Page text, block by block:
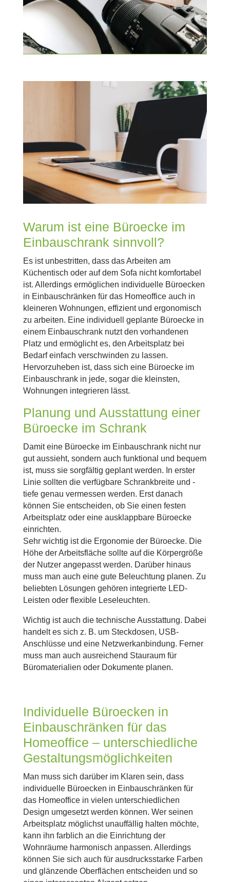
Warum ist eine Büroecke im
Einbauschrank sinnvoll?
Es ist unbestritten, dass das Arbeiten am
Küchentisch oder auf dem Sofa nicht komfortabel
ist. Allerdings ermöglichen individuelle Büroecken
in Einbauschränken für das Homeoffice auch in
kleineren Wohnungen, effizient und ergonomisch
zu arbeiten. Eine individuell geplante Büroecke in
einem Einbauschrank nutzt den vorhandenen
Platz und ermöglicht es, den Arbeitsplatz bei
Bedarf einfach verschwinden zu lassen.
Hervorzuheben ist, dass sich eine Büroecke im
Einbauschrank in jede, sogar die kleinsten,
Wohnungen integrieren lässt.
Planung und Ausstattung einer
Büroecke im Schrank
Damit eine Büroecke im Einbauschrank nicht nur
gut aussieht, sondern auch funktional und bequem
ist, muss sie sorgfältig geplant werden. In erster
Linie sollten die verfügbare Schrankbreite und -
tiefe genau vermessen werden. Erst danach
können Sie entscheiden, ob Sie einen festen
Arbeitsplatz oder eine ausklappbare Büroecke
einrichten.
Sehr wichtig ist die Ergonomie der Büroecke. Die
Höhe der Arbeitsfläche sollte auf die Körpergröße
der Nutzer angepasst werden. Darüber hinaus
muss man auch eine gute Beleuchtung planen. Zu
beliebten Lösungen gehören integrierte LED-
Leisten oder flexible Leseleuchten.
Wichtig ist auch die technische Ausstattung. Dabei
handelt es sich z. B. um Steckdosen, USB-
Anschlüsse und eine Netzwerkanbindung. Ferner
muss man auch ausreichend Stauraum für
Büromaterialien oder Dokumente planen.
Individuelle Büroecken in
Einbauschränken für das
Homeoffice – unterschiedliche
Gestaltungsmöglichkeiten
Man muss sich darüber im Klaren sein, dass
individuelle Büroecken in Einbauschränken für
das Homeoffice in vielen unterschiedlichen
Design umgesetzt werden können. Wer seinen
Arbeitsplatz möglichst unauffällig halten möchte,
kann ihn farblich an die Einrichtung der
Wohnräume harmonisch anpassen. Allerdings
können Sie sich auch für ausdrucksstarke Farben
und glänzende Oberflächen entscheiden und so